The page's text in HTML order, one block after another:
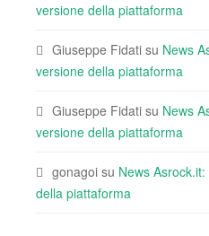
versione della piattaforma
Giuseppe Fidati su News
versione della piattaforma
Giuseppe Fidati su News
versione della piattaforma
gonagoi su News
della piattaforma